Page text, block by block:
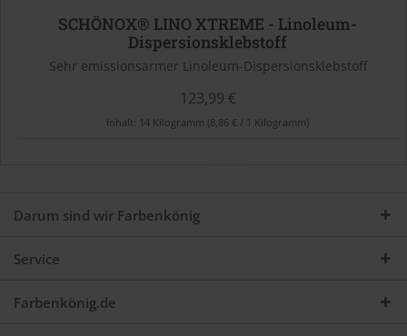
SCHÖNOX® LINO XTREME - Linoleum-
Dispersionsklebstoff
Sehr emissionsarmer Linoleum-Dispersionsklebstoff
123,99 €
Inhalt: 14 Kilogramm (8,86 € / 1 Kilogramm)
Darum sind wir Farbenkönig
Service
Farbenkönig.de